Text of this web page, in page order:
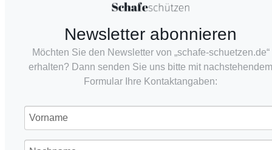
Newsletter abonnieren
Möchten Sie den Newsletter von „schafe-schuetzen.de“
erhalten? Dann senden Sie uns bitte mit nachstehendem
Formular Ihre Kontaktangaben: